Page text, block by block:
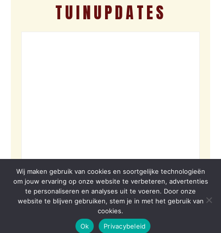
TUINUPDATES
© 2026 VOLBORD | SITE BY VOLBORD
Wij maken gebruik van cookies en soortgelijke technologieën
om jouw ervaring op onze website te verbeteren, advertenties
te personaliseren en analyses uit te voeren. Door onze
website te blijven gebruiken, stem je in met het gebruik van
cookies.
Ok
Privacybeleid